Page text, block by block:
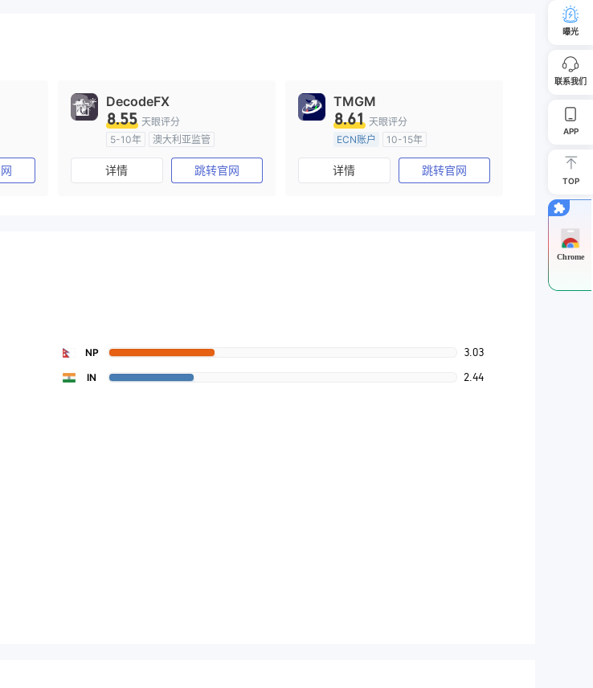
DecodeFX
8.55 天眼评分
5-10年
澳大利亚监管
全牌照 (MM)
主标MT4
详情 跳转官网
TMGM
8.61 天眼评分
ECN账户
10-15年
澳大利亚监管
全牌照 (MM)
主标MT4
详情 跳转官网
NP 3.03
IN 2.44
曝光
联系我们
APP
TOP
Chrome